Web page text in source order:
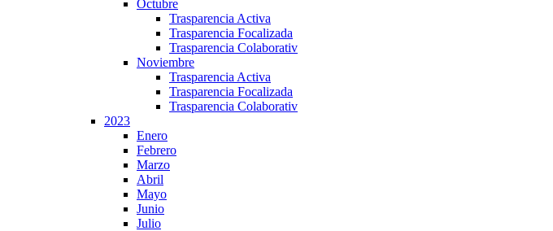
Octubre
Trasparencia Activa
Trasparencia Focalizada
Trasparencia Colaborativ
Noviembre
Trasparencia Activa
Trasparencia Focalizada
Trasparencia Colaborativ
2023
Enero
Febrero
Marzo
Abril
Mayo
Junio
Julio